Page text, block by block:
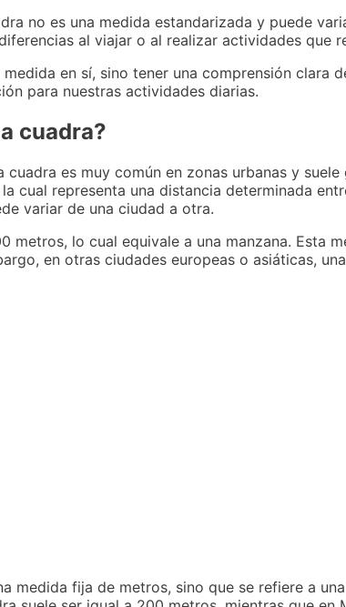
no es una medida estandarizada y puede
al viajar o al realizar actividades que
en sí, sino tener una comprensión clara
para nuestras actividades diarias.
cuadra?
es muy común en zonas urbanas y
cual representa una distancia determinada
variar de una ciudad a otra.
metros, lo cual equivale a una manzana. Esta
en otras ciudades europeas o asiáticas,
medida fija de metros, sino que se refiere a